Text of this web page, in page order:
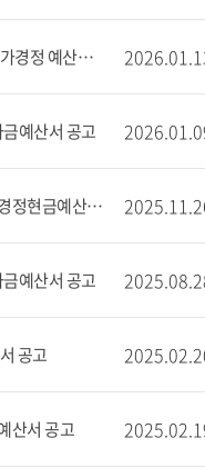
2025회계연도 법인 수익사업회계 추가경정 예산서 공고
예산서 공고
2025회계연도 연구산학협력단 추가경정현금예산서 공고
예산서 공고
공고
산서 공고